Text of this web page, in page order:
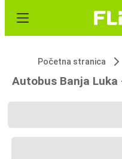
Početna stranica
Autobus Banja Luka